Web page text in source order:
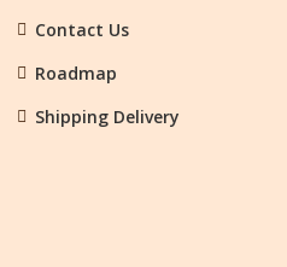
Contact Us
Roadmap
Shipping Delivery